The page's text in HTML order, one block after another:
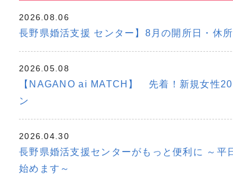
2026.08.06
長野県婚活支援 センター】8月の開所日・休
2026.05.08
【NAGANO ai MATCH】 先着！新規女性
ン
2026.04.30
長野県婚活支援センターがもっと便利に ～平
始めます～